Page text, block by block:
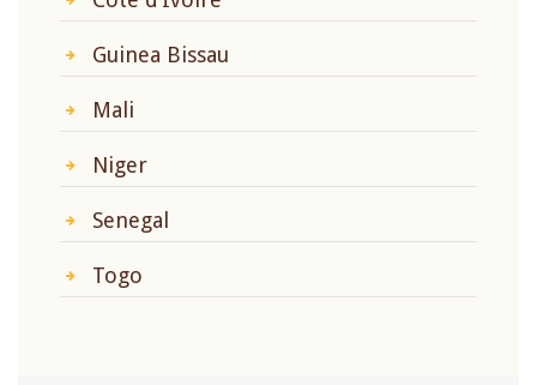
Guinea Bissau
Mali
Niger
Senegal
Togo